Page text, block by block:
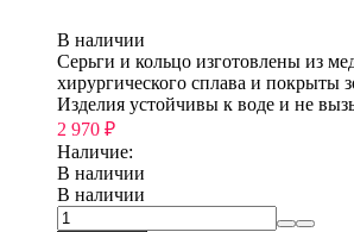
В наличии
Серьги и кольцо изготовлены из
хирургического сплава и покрыты
Изделия устойчивы к воде и не
2 970 ₽
Наличие:
В наличии
В наличии